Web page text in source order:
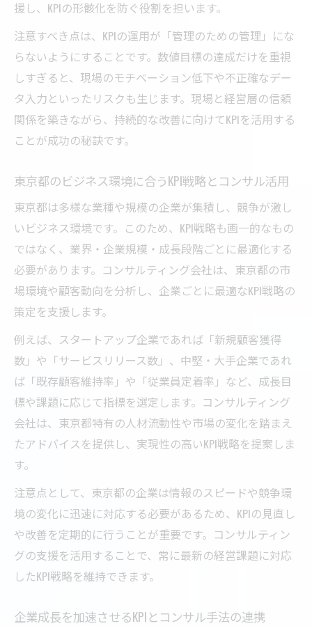
援し、KPIの形骸化を防ぐ役割を担います。
注意すべき点は、KPIの運用が「管理のための管理」にな
らないようにすることです。数値目標の達成だけを重視
しすぎると、現場のモチベーション低下や不正確なデー
タ入力といったリスクも生じます。現場と経営層の信頼
関係を築きながら、持続的な改善に向けてKPIを活用する
ことが成功の秘訣です。
東京都のビジネス環境に合うKPI戦略とコンサル活用
東京都は多様な業種や規模の企業が集積し、競争が激し
いビジネス環境です。このため、KPI戦略も画一的なもの
ではなく、業界・企業規模・成長段階ごとに最適化する
必要があります。コンサルティング会社は、東京都の市
場環境や顧客動向を分析し、企業ごとに最適なKPI戦略の
策定を支援します。
例えば、スタートアップ企業であれば「新規顧客獲得
数」や「サービスリリース数」、中堅・大手企業であれ
ば「既存顧客維持率」や「従業員定着率」など、成長目
標や課題に応じて指標を選定します。コンサルティング
会社は、東京都特有の人材流動性や市場の変化を踏まえ
たアドバイスを提供し、実現性の高いKPI戦略を提案しま
す。
注意点として、東京都の企業は情報のスピードや競争環
境の変化に迅速に対応する必要があるため、KPIの見直し
や改善を定期的に行うことが重要です。コンサルティン
グの支援を活用することで、常に最新の経営課題に対応
したKPI戦略を維持できます。
企業成長を加速させるKPIとコンサル手法の連携